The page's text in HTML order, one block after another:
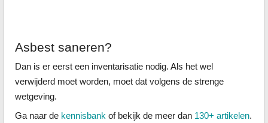
Asbest saneren?
Dan is er eerst een inventarisatie nodig. Als het wel
verwijderd moet worden, moet dat volgens de strenge
wetgeving.
Ga naar de kennisbank of bekijk de meer dan 130+ artikelen.